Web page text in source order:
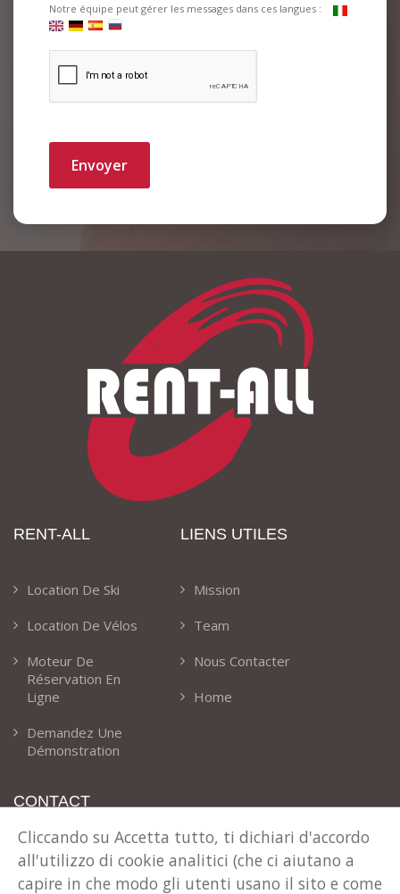
Notre équipe peut gérer les messages dans ces langues :
Envoyer
RENT-ALL
Location De Ski
Location De Vélos
Moteur De
Réservation En
Ligne
Demandez Une
Démonstration
LIENS UTILES
Mission
Team
Nous Contacter
Home
CONTACT
Notre Adresse
Via T. Claudio 41 Cles (TN) Italie
Cliccando su Accetta tutto, ti dichiari d'accordo
all'utilizzo di cookie analitici (che ci aiutano a
capire in che modo gli utenti usano il sito e come